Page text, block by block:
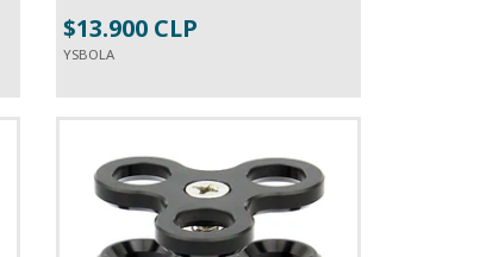
-
$13.900 CLP
YSBOLA